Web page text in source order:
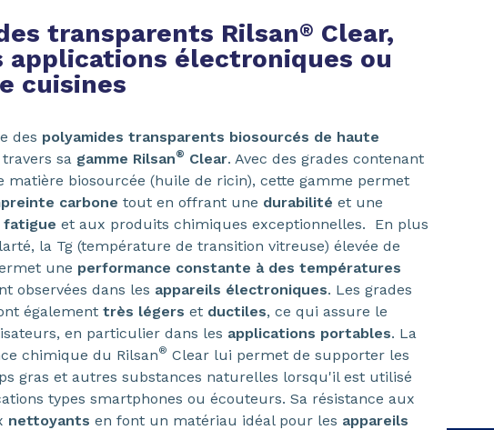
transparents Rilsan® Clear,
applications électroniques ou
cuisines
des polyamides transparents biosourcés de haute
travers sa gamme Rilsan® Clear. Avec des grades contenant
matière biosourcée (huile de ricin), cette gamme permet
carbone tout en offrant une durabilité et une
fatigue et aux produits chimiques exceptionnelles. En plus
la Tg (température de transition vitreuse) élevée de
une performance constante à des températures
observées dans les appareils électroniques. Les grades
également très légers et ductiles, ce qui assure le
en particulier dans les applications portables. La
chimique du Rilsan® Clear lui permet de supporter les
gras et autres substances naturelles lorsqu'il est utilisé
types smartphones ou écouteurs. Sa résistance aux
nettoyants en font un matériau idéal pour les appareils